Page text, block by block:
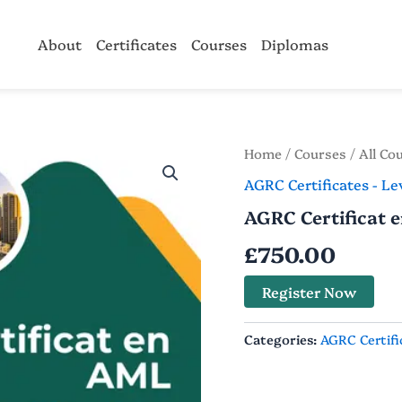
About Certificates Courses Diplomas
Home /Courses / All
AGRC Certificates -
AGRC Certificat
£750.00
AGRC
en
quantity
Register Now
Categories: AGRC